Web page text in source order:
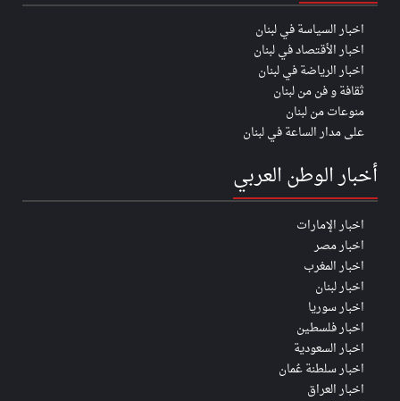
اخبار السياسة في لبنان
اخبار الأقتصاد في لبنان
اخبار الرياضة في لبنان
ثقافة و فن من لبنان
منوعات من لبنان
على مدار الساعة في لبنان
أخبار الوطن العربي
اخبار الإمارات
اخبار مصر
اخبار المغرب
اخبار لبنان
اخبار سوريا
اخبار فلسطين
اخبار السعودية
اخبار سلطنة عُمان
اخبار العراق